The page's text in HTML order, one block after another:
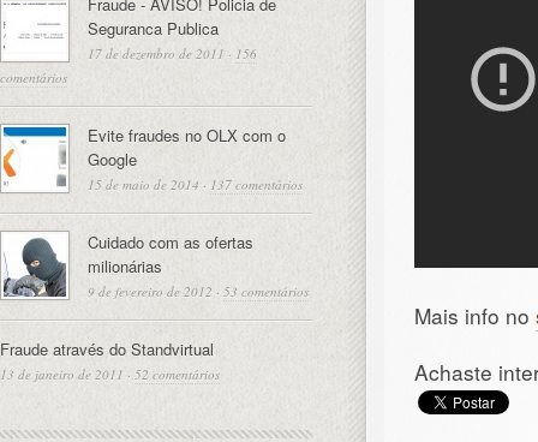
Mais info no
Achaste
Seguranca Publica
17 de dezembro de 2011 · 156
comentários
Evite fraudes no OLX com o
Google
15 de maio de 2014 · 137 comentários
Cuidado com as ofertas
milionárias
9 de fevereiro de 2012 · 53 comentários
Fraude através do Standvirtual
13 de janeiro de 2011 · 52 comentários